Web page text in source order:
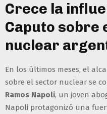
Crece la
Caputo sobre
nuclear
En los últimos meses, el
sobre el sector nuclear se
Ramos Napoli, un joven
Napoli protagonizó una